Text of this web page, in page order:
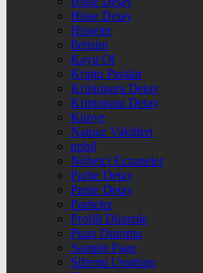
Hisse Detay
Hisseler
İletişim
Kayıt Ol
Kripto Paralar
Kriptopara Detay
Kriptopara Detay
Künye
Namaz Vakitleri
nnbil
Nöbetçi Eczaneler
Parite Detay
Parite Detay
Pariteler
Profili Düzenle
Puan Durumu
Sample Page
Şifremi Unuttum